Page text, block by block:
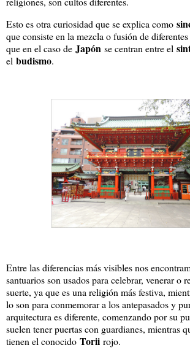
Esto es otra curiosidad que se explica como
que consiste en la mezcla o fusión de
que en el caso de Japón se centran entre el
el budismo.
Entre las diferencias más visibles nos
santuarios son usados para celebrar, venerar o
suerte, ya que es una religión más festiva,
lo son para conmemorar a los antepasados y
arquitectura es diferente, comenzando por su
suelen tener puertas con guardianes, mientras
tienen el conocido Torii rojo.